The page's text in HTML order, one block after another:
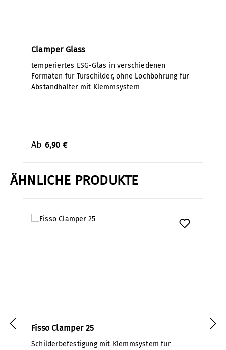
Clamper Glass
temperiertes ESG-Glas in verschiedenen
Formaten für Türschilder, ohne Lochbohrung für
Abstandhalter mit Klemmsystem
Ab 6,90 €
ÄHNLICHE PRODUKTE
Fisso Clamper 25
Schilderbefestigung mit Klemmsystem für